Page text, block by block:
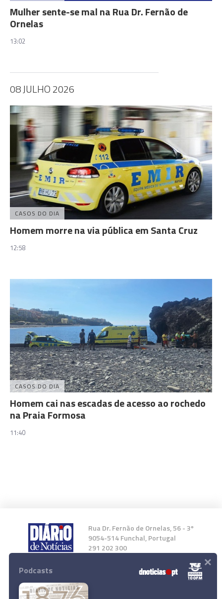
Mulher sente-se mal na Rua Dr. Fernão de
Ornelas
13:02
08 JULHO 2026
CASOS DO DIA
Homem morre na via pública em Santa Cruz
12:58
CASOS DO DIA
Homem cai nas escadas de acesso ao rochedo
na Praia Formosa
11:40
Rua Dr. Fernão de Ornelas, 56 - 3º
9054-514 Funchal, Portugal
291 202 300
Instale a nossa App
Podcasts ×